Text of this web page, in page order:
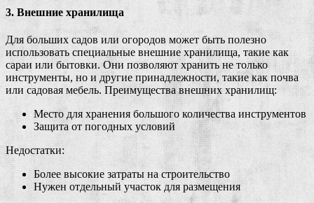
3. Внешние хранилища
Для больших садов или огородов может быть полезно
использовать специальные внешние хранилища, такие как
сараи или бытовки. Они позволяют хранить не только
инструменты, но и другие принадлежности, такие как почва
или садовая мебель. Преимущества внешних хранилищ:
Место для хранения большого количества инструментов
Защита от погодных условий
Недостатки:
Более высокие затраты на строительство
Нужен отдельный участок для размещения